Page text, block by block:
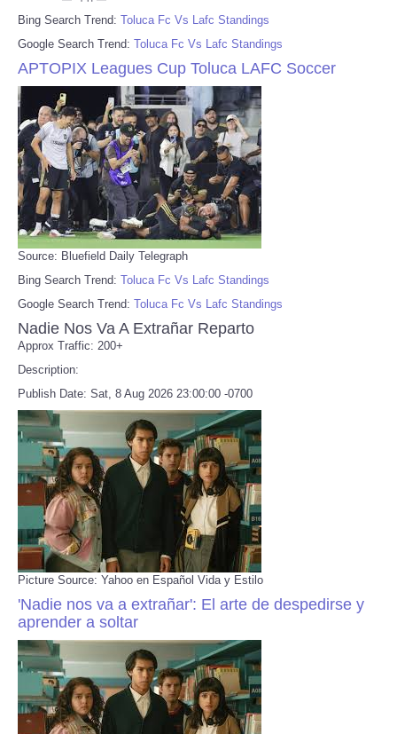
Bing Search Trend: Toluca Fc Vs Lafc Standings
Google Search Trend: Toluca Fc Vs Lafc Standings
APTOPIX Leagues Cup Toluca LAFC Soccer
Source: Bluefield Daily Telegraph
Bing Search Trend: Toluca Fc Vs Lafc Standings
Google Search Trend: Toluca Fc Vs Lafc Standings
Nadie Nos Va A Extrañar Reparto
Approx Traffic: 200+
Description:
Publish Date: Sat, 8 Aug 2026 23:00:00 -0700
Picture Source: Yahoo en Español Vida y Estilo
'Nadie nos va a extrañar': El arte de despedirse y
aprender a soltar